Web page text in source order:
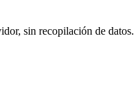
sin recopilación de datos.